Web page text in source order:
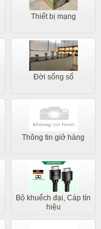
Thiết bị mạng
Đời sống số
Thông tin giở hàng
Bộ khuếch đại, Cáp tín
hiệu